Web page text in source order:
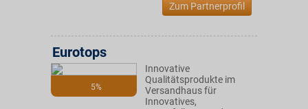
Zum Partnerprofil
5%
Eurotops
Innovative
Qualitätsprodukte im
Versandhaus für
Innovatives,